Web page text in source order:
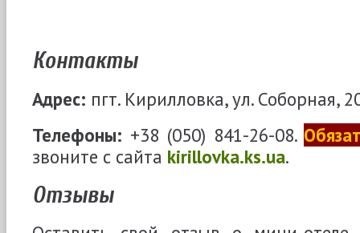
Контакты
Адрес: пгт. Кирилловка, ул. Соборная,
Телефоны: +38 (050) 841-26-08.
звоните с сайта kirillovka.ks.ua.
Отзывы